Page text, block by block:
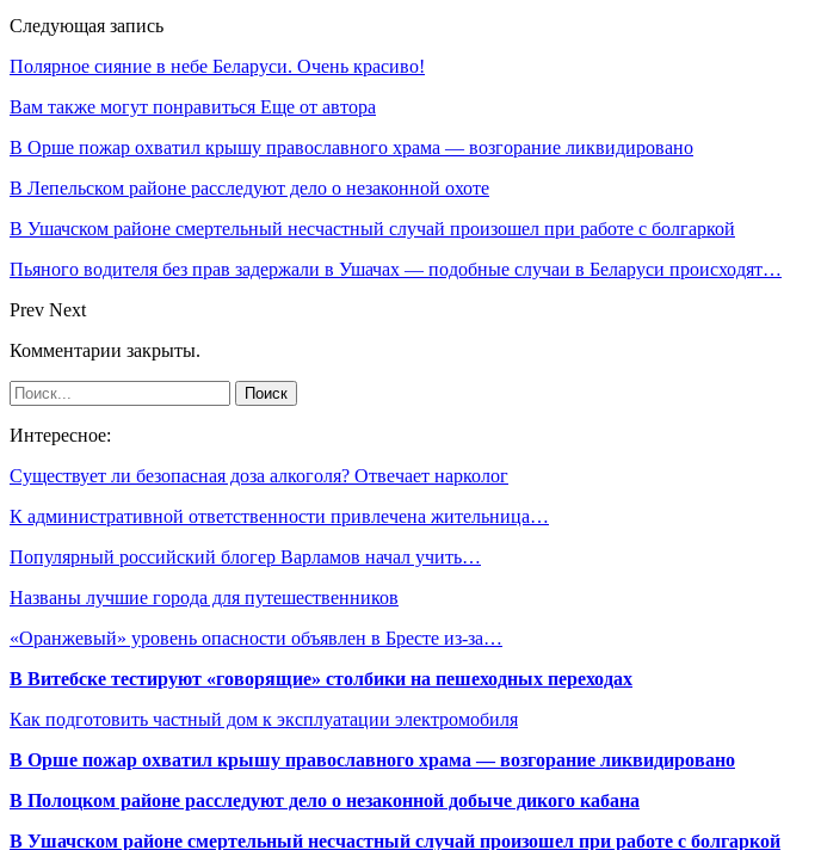
Следующая запись
Полярное сияние в небе Беларуси. Очень красиво!
Вам также могут понравиться Еще от автора
В Орше пожар охватил крышу православного храма — возгорание ликвидировано
В Лепельском районе расследуют дело о незаконной охоте
В Ушачском районе смертельный несчастный случай произошел при работе с болгаркой
Пьяного водителя без прав задержали в Ушачах — подобные случаи в Беларуси происходят…
Prev Next
Комментарии закрыты.
Интересное:
Существует ли безопасная доза алкоголя? Отвечает нарколог
К административной ответственности привлечена жительница…
Популярный российский блогер Варламов начал учить…
Названы лучшие города для путешественников
«Оранжевый» уровень опасности объявлен в Бресте из-за…
В Витебске тестируют «говорящие» столбики на пешеходных переходах
Как подготовить частный дом к эксплуатации электромобиля
В Орше пожар охватил крышу православного храма — возгорание ликвидировано
В Полоцком районе расследуют дело о незаконной добыче дикого кабана
В Ушачском районе смертельный несчастный случай произошел при работе с болгаркой